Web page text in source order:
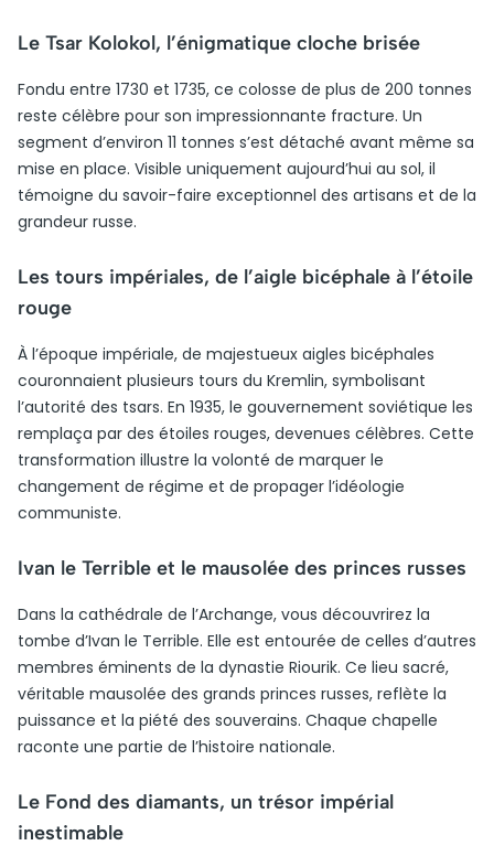
Le Tsar Kolokol, l’énigmatique cloche brisée
Fondu entre 1730 et 1735, ce colosse de plus de 200 tonnes
reste célèbre pour son impressionnante fracture. Un
segment d’environ 11 tonnes s’est détaché avant même sa
mise en place. Visible uniquement aujourd’hui au sol, il
témoigne du savoir-faire exceptionnel des artisans et de la
grandeur russe.
Les tours impériales, de l’aigle bicéphale à l’étoile
rouge
À l’époque impériale, de majestueux aigles bicéphales
couronnaient plusieurs tours du Kremlin, symbolisant
l’autorité des tsars. En 1935, le gouvernement soviétique les
remplaça par des étoiles rouges, devenues célèbres. Cette
transformation illustre la volonté de marquer le
changement de régime et de propager l’idéologie
communiste.
Ivan le Terrible et le mausolée des princes russes
Dans la cathédrale de l’Archange, vous découvrirez la
tombe d’Ivan le Terrible. Elle est entourée de celles d’autres
membres éminents de la dynastie Riourik. Ce lieu sacré,
véritable mausolée des grands princes russes, reflète la
puissance et la piété des souverains. Chaque chapelle
raconte une partie de l’histoire nationale.
Le Fond des diamants, un trésor impérial
inestimable